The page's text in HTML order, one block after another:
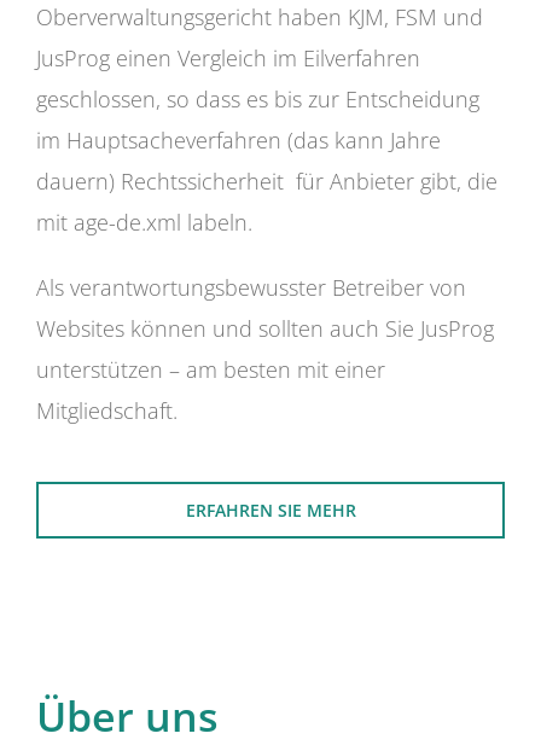
Oberverwaltungsgericht haben KJM, FSM und
JusProg einen Vergleich im Eilverfahren
geschlossen, so dass es bis zur Entscheidung
im Hauptsacheverfahren (das kann Jahre
dauern) Rechtssicherheit für Anbieter gibt, die
mit age-de.xml labeln.
Als verantwortungsbewusster Betreiber von
Websites können und sollten auch Sie JusProg
unterstützen – am besten mit einer
Mitgliedschaft.
ERFAHREN SIE MEHR
Über uns